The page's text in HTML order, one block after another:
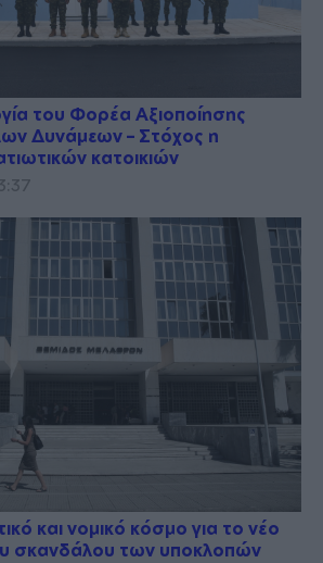
του Φορέα Αξιοποίησης
Δυνάμεων – Στόχος η
κατοικιών
και νομικό κόσμο για το νέο
σκανδάλου των υποκλοπών